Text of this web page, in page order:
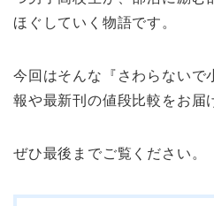
ほぐしていく物語です。
今回はそんな『さわらないで
報や最新刊の値段比較をお届
ぜひ最後までご覧ください。